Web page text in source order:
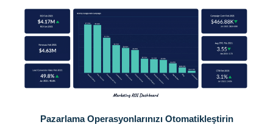
Pazarlama Operasyonlarınızı Otomatikleştirin